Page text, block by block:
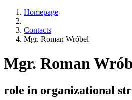
Homepage
Contacts
Mgr. Roman Wróbel
Mgr. Roman
role in organizational